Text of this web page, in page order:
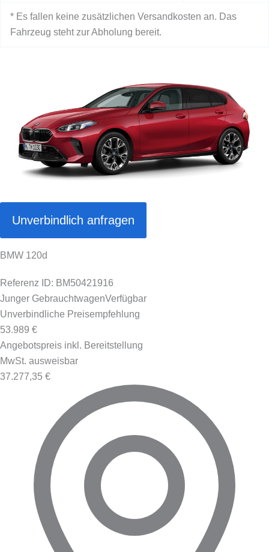
* Es fallen keine zusätzlichen Versandkosten an. Das
Fahrzeug steht zur Abholung bereit.
Unverbindlich anfragen
BMW 120d
Referenz ID: BM50421916
Junger GebrauchtwagenVerfügbar
Unverbindliche Preisempfehlung
53.989 €
Angebotspreis inkl. Bereitstellung
MwSt. ausweisbar
37.277,35 €